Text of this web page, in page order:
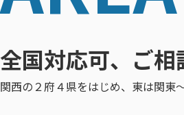
全国対応可、ご相
関西の２府４県をはじめ、東は関東